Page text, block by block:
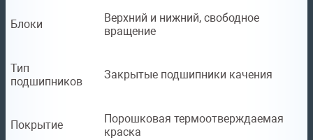
Блоки
Верхний и нижний, свободное
вращение
Тип
подшипников
Закрытые подшипники качения
Покрытие
Порошковая термоотверждаемая
краска